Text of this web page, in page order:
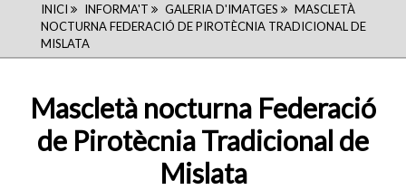
FIL
D'ARIADNA
INICI INFORMA'T GALERIA D'IMATGES
MASCLETÀ
NOCTURNA FEDERACIÓ DE PIROTÈCNIA TRADICIONAL DE
MISLATA
Mascletà nocturna Federació
de Pirotècnia Tradicional de
Mislata